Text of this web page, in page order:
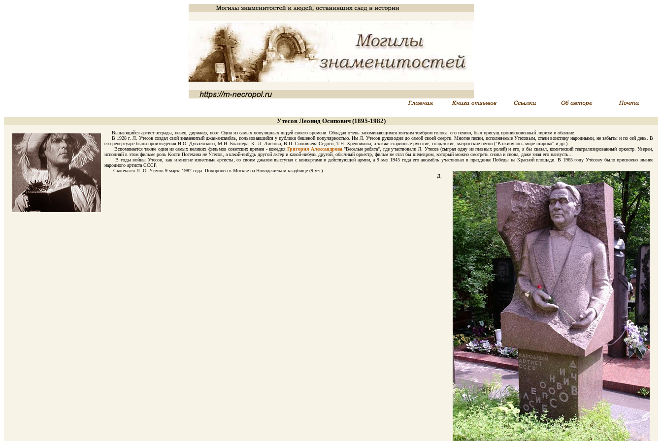
Утесов Леонид Осипович (1895-1982)
Выдающийся артист эстрады, певец, дирижёр, поэт. Один из самых популярных людей своего времени. Обладал очень запоминающимся мягким тембром голоса; его пению, был присущ проникновенный лиризм и обаяние.
В 1928 г. Л. Утесов создал свой знаменитый джаз-ансамбль, пользовавшийся у публики бешеной популярностью. Им Л. Утесов руководил до самой своей смерти. Многие песни, исполняемые Утесовым, стали воистину народными, не забыты и по сей день. В
его репертуаре были произведения И.О. Дунаевского, М.И. Блантера, К. Л. Листова, В.П. Соловьева-Седого, Т.Н. Хренникова, а также старинные русские, солдатские, матросские песни ("Раскинулось море широко" и др.).
Вспоминается также один из самых великих фильмов советских времен - комедияГригория Александрова"Веселые ребята", где участвовали Л. Утесов (сыграл одну из главных ролей) и его, я бы сказал, комический театрализированный оркестр. Уверен,
исполняй в этом фильме роль Кости Потехина не Утесов, а какой-нибудь другой актер и какой-нибудь другой, обычный оркестр, фильм не стал бы шедевром, который можно смотреть снова и снова, даже зная его наизусть...
В годы войны Утёсов, как и многие известные артисты, со своим джазом выступал с концертами в действующей армии, а 9 мая 1945 года его ансамбль участвовал в празднике Победы на Красной площади. В 1965 году Утёсову было присвоено звание
народного артиста СССР.
Скончался Л. О. Утесов 9 марта 1982 года. Похоронен в Москве на Новодевичьем кладбище (9 уч.)
Д.